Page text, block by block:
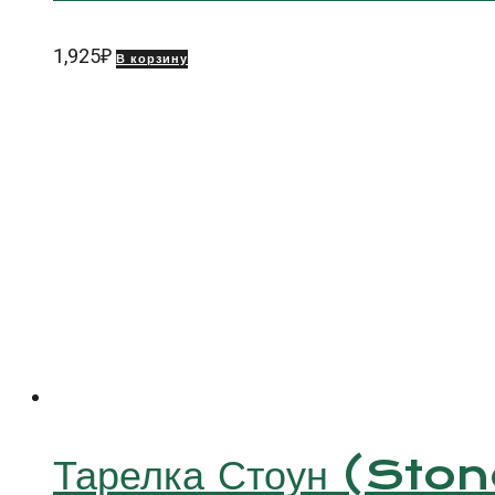
1,925₽ В корзину
Тарелка Стоун